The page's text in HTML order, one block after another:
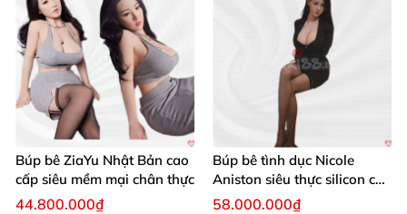
Búp bê ZiaYu Nhật Bản cao
cấp siêu mềm mại chân thực
44.800.000₫
Búp bê tình dục Nicole
Aniston siêu thực silicon cao
cấp giá tốt
58.000.000₫